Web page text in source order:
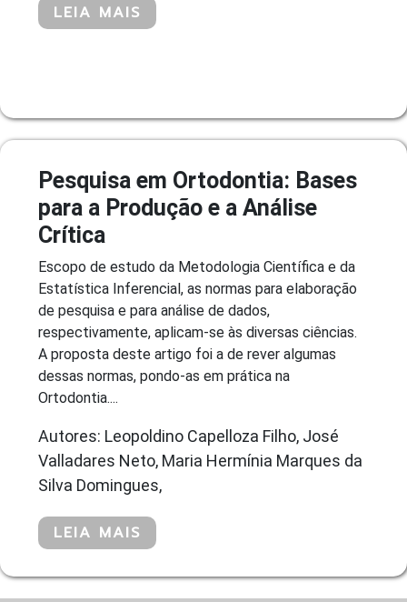
LEIA MAIS
Pesquisa em Ortodontia: Bases
para a Produção e a Análise
Crítica
Escopo de estudo da Metodologia Científica e da
Estatística Inferencial, as normas para elaboração
de pesquisa e para análise de dados,
respectivamente, aplicam-se às diversas ciências.
A proposta deste artigo foi a de rever algumas
dessas normas, pondo-as em prática na
Ortodontia....
Autores: Leopoldino Capelloza Filho, José
Valladares Neto, Maria Hermínia Marques da
Silva Domingues,
LEIA MAIS